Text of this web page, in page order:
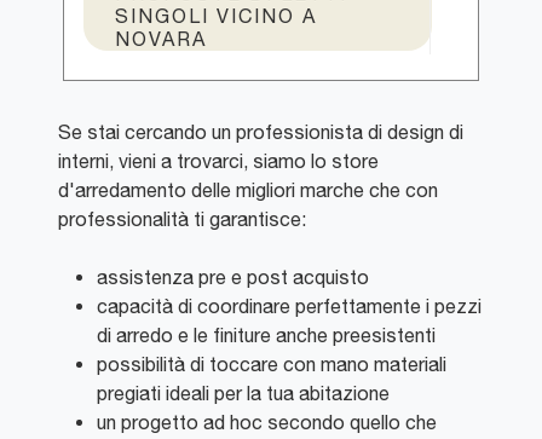
SINGOLI VICINO A
NOVARA
Se stai cercando un professionista di design di
interni, vieni a trovarci, siamo lo store
d'arredamento delle migliori marche che con
professionalità ti garantisce:
assistenza pre e post acquisto
capacità di coordinare perfettamente i pezzi
di arredo e le finiture anche preesistenti
possibilità di toccare con mano materiali
pregiati ideali per la tua abitazione
un progetto ad hoc secondo quello che